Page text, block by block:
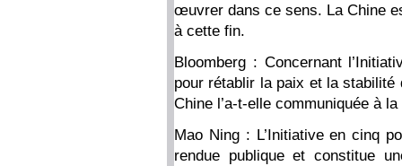
œuvrer dans ce sens. La Chine
à cette fin.
Bloomberg : Concernant
pour rétablir la paix et la
Chine l’a-t-elle communiquée à
Mao Ning : L’Initiative en cinq
rendue publique et constitue